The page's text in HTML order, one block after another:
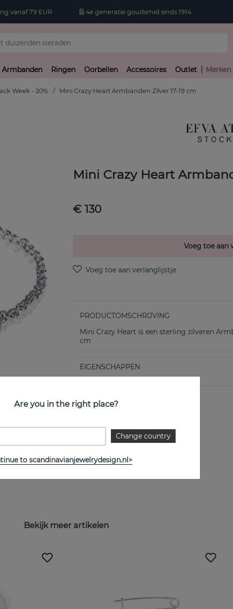
vanaf 79 EUR 4e generatie goudsmid sinds 1914
Armbanden Ringen Oorbellen Accessoires Outlet Merken
Week - 20% Mini Crazy Heart Armbanden Zilver 17-19 cm
Mini Crazy Heart
€ 130
Voeg toe aan
PRODUCTOMSCHRIJVING
Mini Crazy Heart is een sterling zilveren
cm
EIGENSCHAPPEN
Bekijk meer artikelen
Are you in the right place?
Change country
to scandinavianjewelrydesign.nl>